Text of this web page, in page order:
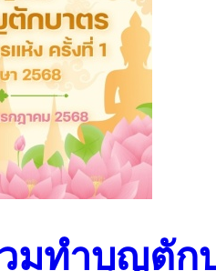
มทำบุญตัก